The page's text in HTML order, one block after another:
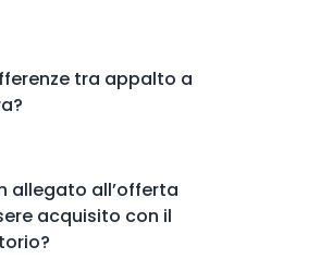
tra appalto a
allegato all’offerta
acquisito con il